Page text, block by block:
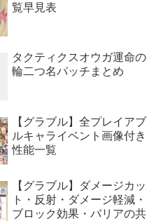
覧早見表
タクティクスオウガ運命の
輪二つ名パッチまとめ
【グラブル】全プレイアブ
ルキャライベント画像付き
性能一覧
【グラブル】ダメージカッ
ト・反射・ダメージ軽減・
ブロック効果・バリアの共